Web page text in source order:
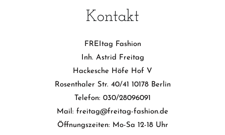
Kontakt
FREItag Fashion
Inh. Astrid Freitag
Hackesche Höfe Hof V
Rosenthaler Str. 40/41 10178 Berlin
Telefon: 030/28096091
Mail: freitag@freitag-fashion.de
Öffnungszeiten: Mo-Sa 12-18 Uhr